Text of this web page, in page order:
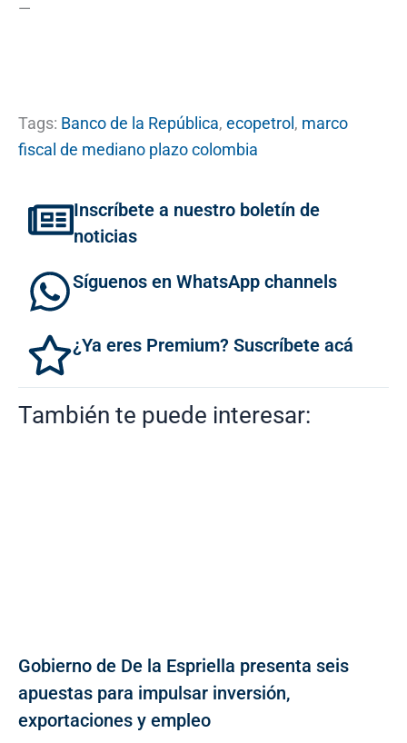
—
Tags: Banco de la República, ecopetrol , marco
fiscal de mediano plazo colombia
Inscríbete a nuestro boletín de
noticias
Síguenos en WhatsApp channels
¿Ya eres Premium? Suscríbete acá
También te puede interesar:
Gobierno de De la Espriella presenta seis
apuestas para impulsar inversión,
exportaciones y empleo